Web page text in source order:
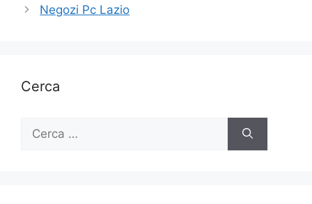
Negozi Pc Lazio
Cerca
per: